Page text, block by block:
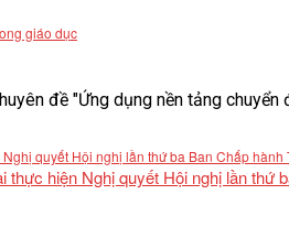
giáo dục
đề "Ứng dụng nền tảng chuyển
hiện Nghị quyết Hội nghị lần thứ